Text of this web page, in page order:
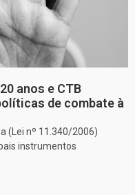
anos e CTB
de combate à
(Lei nº 11.340/2006)
instrumentos